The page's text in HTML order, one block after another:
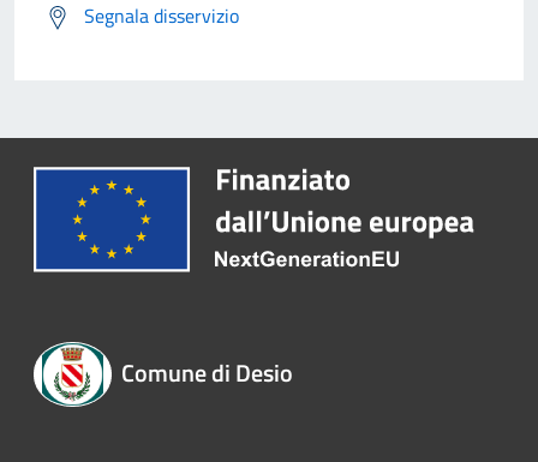
Segnala disservizio
Comune di Desio